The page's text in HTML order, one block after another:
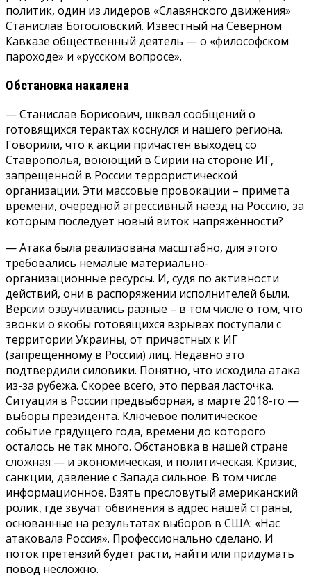
политик, один из лидеров «Славянского движения»
Станислав Богословский. Известный на Северном
Кавказе общественный деятель — о «философском
пароходе» и «русском вопросе».
Обстановка накалена
— Станислав Борисович, шквал сообщений о
готовящихся терактах коснулся и нашего региона.
Говорили, что к акции причастен выходец со
Ставрополья, воюющий в Сирии на стороне ИГ,
запрещенной в России террористической
организации. Эти массовые провокации – примета
времени, очередной агрессивный наезд на Россию, за
которым последует новый виток напряжённости?
— Атака была реализована масштабно, для этого
требовались немалые материально-
организационные ресурсы. И, судя по активности
действий, они в распоряжении исполнителей были.
Версии озвучивались разные – в том числе о том, что
звонки о якобы готовящихся взрывах поступали с
территории Украины, от причастных к ИГ
(запрещенному в России) лиц. Недавно это
подтвердили силовики. Понятно, что исходила атака
из-за рубежа. Скорее всего, это первая ласточка.
Ситуация в России предвыборная, в марте 2018-го —
выборы президента. Ключевое политическое
событие грядущего года, времени до которого
осталось не так много. Обстановка в нашей стране
сложная — и экономическая, и политическая. Кризис,
санкции, давление с Запада сильное. В том числе
информационное. Взять пресловутый американский
ролик, где звучат обвинения в адрес нашей страны,
основанные на результатах выборов в США: «Нас
атаковала Россия». Профессионально сделано. И
поток претензий будет расти, найти или придумать
повод несложно.